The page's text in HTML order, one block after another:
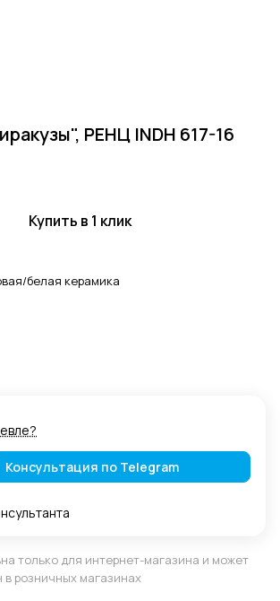
РЕНЦ INDH 617-16
Купить в 1 клик
белая керамика
Консультация по Telegram
только для интернет-магазина и может
в розничных магазинах